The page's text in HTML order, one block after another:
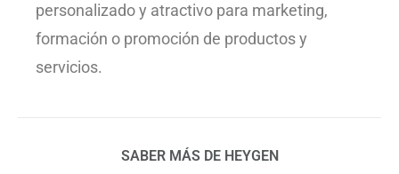
personalizado y atractivo para marketing,
formación o promoción de productos y
servicios.
SABER MÁS DE HEYGEN